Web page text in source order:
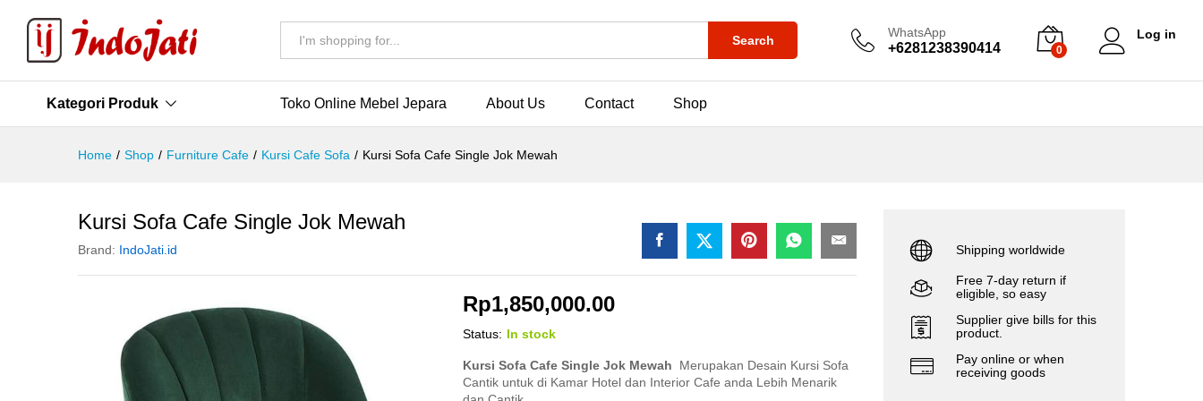
Search
WhatsApp
+6281238390414 0
Log in
Kategori Produk Toko Online Mebel Jepara About Us Contact Shop
Home / Shop / Furniture Cafe / Kursi Cafe Sofa / Kursi Sofa Cafe Single Jok Mewah
Kursi Sofa Cafe Single Jok Mewah
Brand: IndoJati.id
Rp1,850,000.00
Status: In stock
Kursi Sofa Cafe Single Jok Mewah
Merupakan Desain Kursi Sofa
Cantik untuk di Kamar Hotel dan Interior Cafe anda Lebih Menarik
Shipping worldwide
Free 7-day return if
eligible, so easy
Supplier give bills for this
product.
Pay online or when
receiving goods